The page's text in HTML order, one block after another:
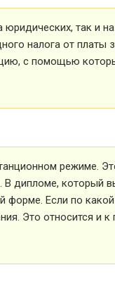
так и
налога от платы
с помощью
режиме.
дипломе, который
форме. Если по
Это относится и